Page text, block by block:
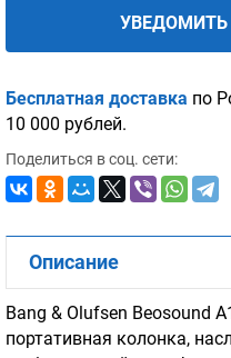
Бесплатная доставка по
10 000 рублей.
Поделиться в соц. сети:
Описание
Bang & Olufsen Beosound
портативная колонка,